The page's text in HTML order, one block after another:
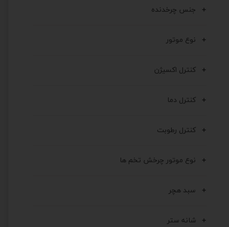
جنس چرخدنده
نوع موتور
کنترل اکسیژن
کنترل دما
کنترل رطوبت
نوع موتور چرخش تخم ها
سبد هچر
شانه ستر